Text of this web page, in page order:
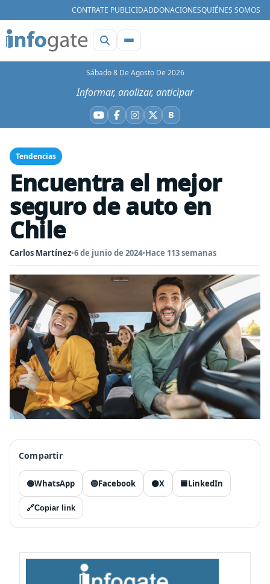
CONTRATE PUBLICIDADDONACIONESQUIÉNES SOMOS
Sábado 8 De Agosto De 2026
Informar, analizar, anticipar
YouTube
Facebook
Instagram
X BBluesky
Tendencias
Encuentra el mejor
seguro de auto en
Chile
Carlos Martínez•6 de junio de 2024•Hace 113 semanas
Compartir
🟢WhatsApp 🔵Facebook ⚫X 🟦LinkedIn
🔗Copiar link